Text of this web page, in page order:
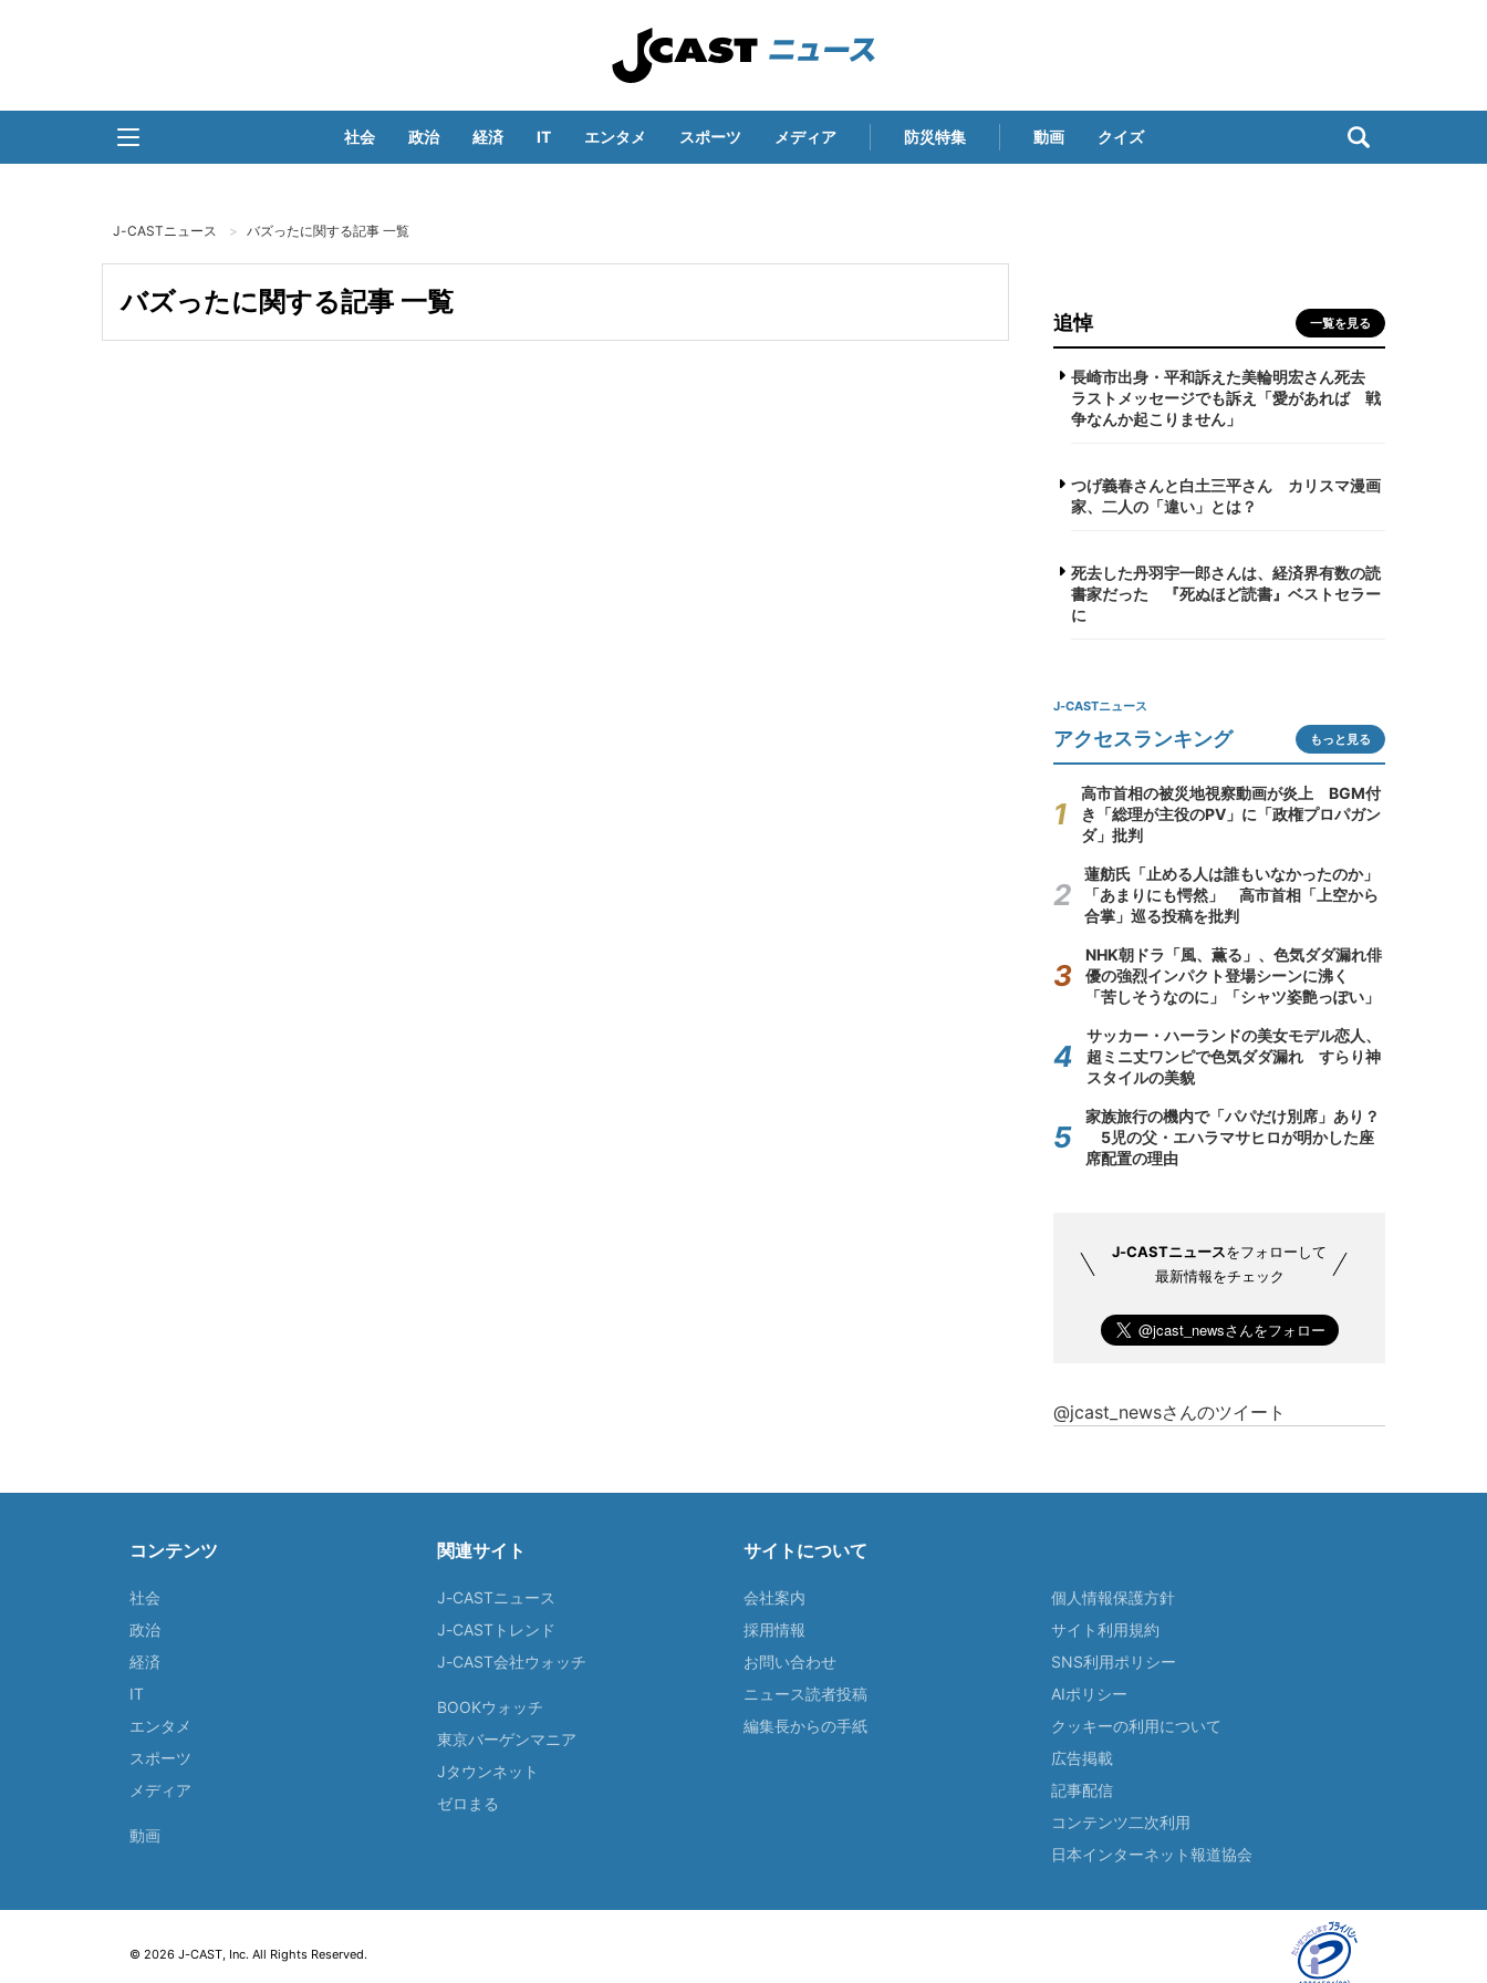
社会 政治 経済 IT エンタメ スポーツ メディア 防災特集 動画 クイズ
J-CASTニュース バズったに関する記事 一覧
バズったに関する記事 一覧
追悼 一覧を見る
長崎市出身・平和訴えた美輪明宏さん死去
ラストメッセージでも訴え「愛があれば 戦
争なんか起こりません」
つげ義春さんと白土三平さん カリスマ漫画
家、二人の「違い」とは？
死去した丹羽宇一郎さんは、経済界有数の読
書家だった 『死ぬほど読書』ベストセラー
に
J-CASTニュース
アクセスランキング もっと見る
高市首相の被災地視察動画が炎上 BGM付
き「総理が主役のPV」に「政権プロパガン
ダ」批判
蓮舫氏「止める人は誰もいなかったのか」
「あまりにも愕然」 高市首相「上空から
合掌」巡る投稿を批判
NHK朝ドラ「風、薫る」、色気ダダ漏れ俳
優の強烈インパクト登場シーンに沸く
「苦しそうなのに」「シャツ姿艶っぽい」
サッカー・ハーランドの美女モデル恋人、
超ミニ丈ワンピで色気ダダ漏れ すらり神
スタイルの美貌
家族旅行の機内で「パパだけ別席」あり？
5児の父・エハラマサヒロが明かした座
席配置の理由
J-CASTニュースをフォローして
最新情報をチェック
@jcast_newsさんのツイート
コンテンツ
社会
政治
経済
IT
エンタメ
スポーツ
メディア
動画
関連サイト
J-CASTニュース
J-CASTトレンド
J-CAST会社ウォッチ
BOOKウォッチ
東京バーゲンマニア
Jタウンネット
ゼロまる
サイトについて
会社案内
採用情報
お問い合わせ
ニュース読者投稿
編集長からの手紙
個人情報保護方針
サイト利用規約
SNS利用ポリシー
AIポリシー
クッキーの利用について
広告掲載
記事配信
コンテンツ二次利用
日本インターネット報道協会
© 2026 J-CAST, Inc. All Rights Reserved.